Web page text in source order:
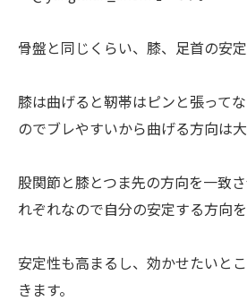
骨盤と同じくらい、膝、足首の安
膝は曲げると靭帯はピンと張って
のでブレやすいから曲げる方向は大
股関節と膝とつま先の方向を一致
れぞれなので自分の安定する方向
安定性も高まるし、効かせたいと
きます。